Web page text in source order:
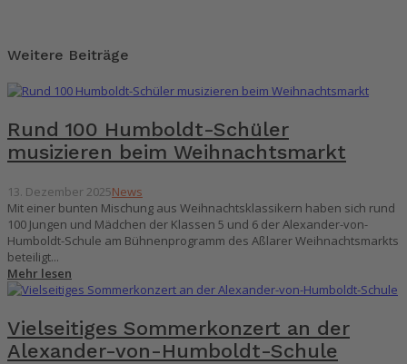
Weitere Beiträge
Rund 100 Humboldt-Schüler
musizieren beim Weihnachtsmarkt
13. Dezember 2025News
Mit einer bunten Mischung aus Weihnachtsklassikern haben sich rund
100 Jungen und Mädchen der Klassen 5 und 6 der Alexander-von-
Humboldt-Schule am Bühnenprogramm des Aßlarer Weihnachtsmarkts
beteiligt...
Mehr lesen
Vielseitiges Sommerkonzert an der
Alexander-von-Humboldt-Schule